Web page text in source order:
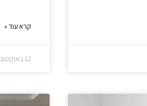
קרא עוד »
12 באוקטובר 2024